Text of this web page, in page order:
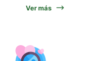
Ver más